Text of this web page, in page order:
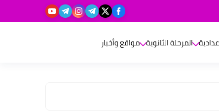
المرحلة الثانوية مواقع وأخبار